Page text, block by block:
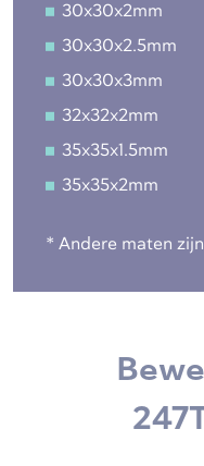
30x30x2mm
30x30x2.5mm
30x30x3mm
32x32x2mm
35x35x1.5mm
35x35x2mm
* Andere maten